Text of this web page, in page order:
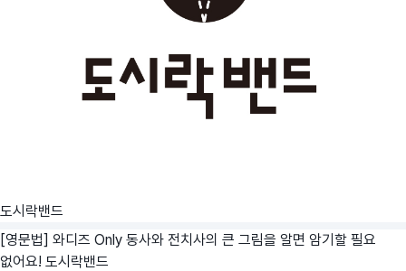
도시락밴드
[영문법] 와디즈 Only 동사와 전치사의 큰 그림을 알면 암기할 필요
없어요! 도시락밴드